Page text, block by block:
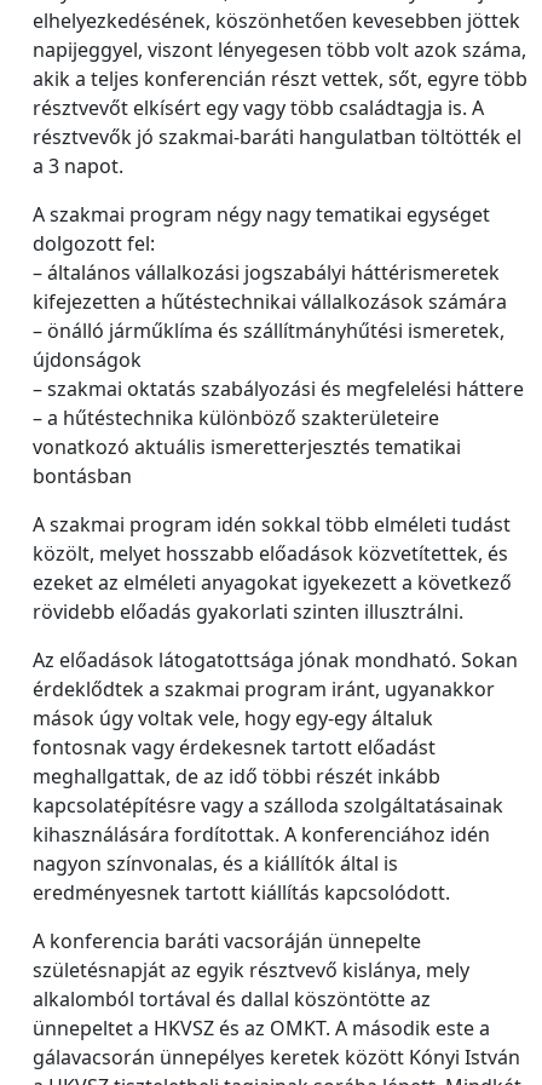
elhelyezkedésének, köszönhetően kevesebben jöttek
napijeggyel, viszont lényegesen több volt azok száma,
akik a teljes konferencián részt vettek, sőt, egyre több
résztvevőt elkísért egy vagy több családtagja is. A
résztvevők jó szakmai-baráti hangulatban töltötték el
a 3 napot.
A szakmai program négy nagy tematikai egységet
dolgozott fel:
– általános vállalkozási jogszabályi háttérismeretek
kifejezetten a hűtéstechnikai vállalkozások számára
– önálló járműklíma és szállítmányhűtési ismeretek,
újdonságok
– szakmai oktatás szabályozási és megfelelési háttere
– a hűtéstechnika különböző szakterületeire
vonatkozó aktuális ismeretterjesztés tematikai
bontásban
A szakmai program idén sokkal több elméleti tudást
közölt, melyet hosszabb előadások közvetítettek, és
ezeket az elméleti anyagokat igyekezett a következő
rövidebb előadás gyakorlati szinten illusztrálni.
Az előadások látogatottsága jónak mondható. Sokan
érdeklődtek a szakmai program iránt, ugyanakkor
mások úgy voltak vele, hogy egy-egy általuk
fontosnak vagy érdekesnek tartott előadást
meghallgattak, de az idő többi részét inkább
kapcsolatépítésre vagy a szálloda szolgáltatásainak
kihasználására fordítottak. A konferenciához idén
nagyon színvonalas, és a kiállítók által is
eredményesnek tartott kiállítás kapcsolódott.
A konferencia baráti vacsoráján ünnepelte
születésnapját az egyik résztvevő kislánya, mely
alkalomból tortával és dallal köszöntötte az
ünnepeltet a HKVSZ és az OMKT. A második este a
gálavacsorán ünnepélyes keretek között Kónyi István